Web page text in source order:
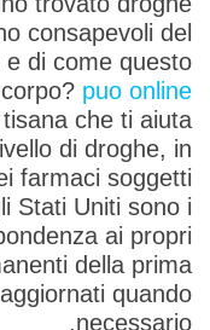
consapevoli del
e di come questo
corpo?puo online
che ti aiuta
di droghe, in
farmaci soggetti
Stati Uniti sono i
ai propri
della prima
quando
necessario.